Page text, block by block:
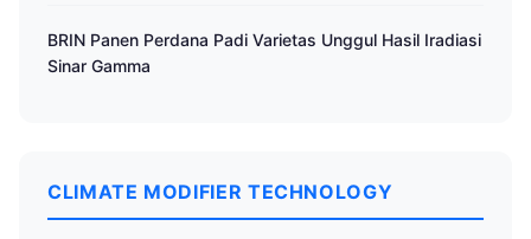
BRIN Panen Perdana Padi Varietas Unggul Hasil Iradiasi
Sinar Gamma
CLIMATE MODIFIER TECHNOLOGY